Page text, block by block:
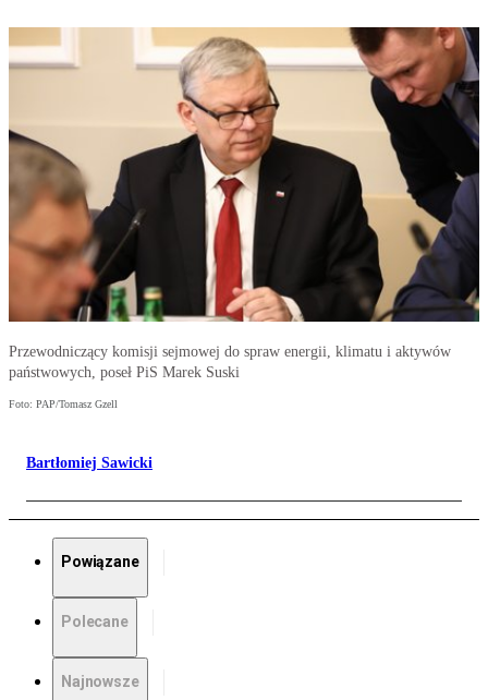
Przewodniczący komisji sejmowej do spraw energii, klimatu i aktywów
państwowych, poseł PiS Marek Suski
Foto: PAP/Tomasz Gzell
Bartłomiej Sawicki
Powiązane
Polecane
Najnowsze